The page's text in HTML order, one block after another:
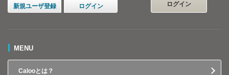
新規ユーザ登録 ログイン
ログイン
MENU
Calooとは？